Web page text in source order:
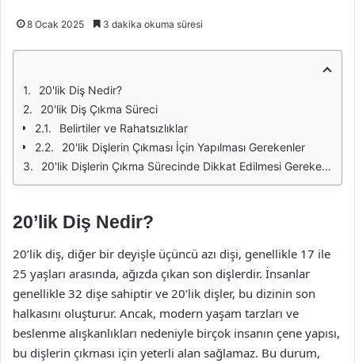
8 Ocak 2025 3 dakika okuma süresi
20'lik Diş Nedir?
20'lik Diş Çıkma Süreci
Belirtiler ve Rahatsızlıklar
20'lik Dişlerin Çıkması İçin Yapılması Gerekenler
20'lik Dişlerin Çıkma Sürecinde Dikkat Edilmesi Gerekenler
20’lik Diş Nedir?
20’lik diş, diğer bir deyişle üçüncü azı dişi, genellikle 17 ile
25 yaşları arasında, ağızda çıkan son dişlerdir. İnsanlar
genellikle 32 dişe sahiptir ve 20’lik dişler, bu dizinin son
halkasını oluşturur. Ancak, modern yaşam tarzları ve
beslenme alışkanlıkları nedeniyle birçok insanın çene yapısı,
bu dişlerin çıkması için yeterli alan sağlamaz. Bu durum,